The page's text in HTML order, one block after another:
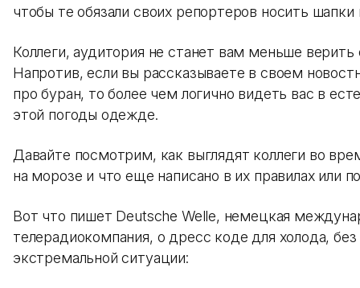
чтобы те обязали своих репортеров носить шапки
Коллеги, аудитория не станет вам меньше верить
Напротив, если вы рассказываете в своем
про буран, то более чем логично видеть вас в
этой погоды одежде.
Давайте посмотрим, как выглядят коллеги во
на морозе и что еще написано в их правилах или
Вот что пишет Deutsche Welle, немецкая
телерадиокомпания, о дресс коде для холода, без
экстремальной ситуации: